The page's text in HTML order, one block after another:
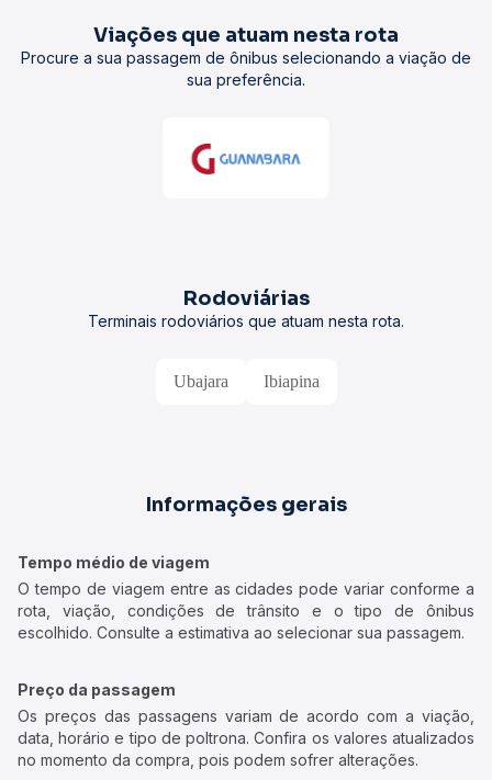
Viações que atuam nesta rota
Procure a sua passagem de ônibus selecionando a viação de
sua preferência.
Rodoviárias
Terminais rodoviários que atuam nesta rota.
Ubajara Ibiapina
Informações gerais
Tempo médio de viagem
O tempo de viagem entre as cidades pode variar conforme a
rota, viação, condições de trânsito e o tipo de ônibus
escolhido. Consulte a estimativa ao selecionar sua passagem.
Preço da passagem
Os preços das passagens variam de acordo com a viação,
data, horário e tipo de poltrona. Confira os valores atualizados
no momento da compra, pois podem sofrer alterações.